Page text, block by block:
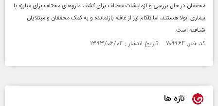
محققان در حال بررسی و آزمایشات مختلف برای کشف داروهای مختلف برای مبارزه با
بیماری ابولا هستند، اما تلکام نیز از غافله بازنمانده و به کمک محققان و مبتلایان
شتافته است.
کد خبر: ۷۰۹۹۶۴ تاریخ انتشار : ۱۳۹۳/۰۶/۰۴
تازه ها